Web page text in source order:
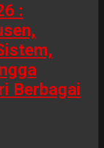
:
Berbagai